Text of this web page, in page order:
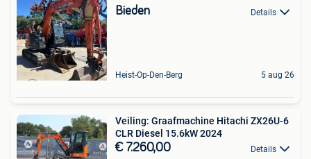
Bieden Details
Heist-Op-Den-Berg 5 aug 26
Veiling: Graafmachine Hitachi ZX26U-6
CLR Diesel 15.6kW 2024
€ 7.260,00 Details